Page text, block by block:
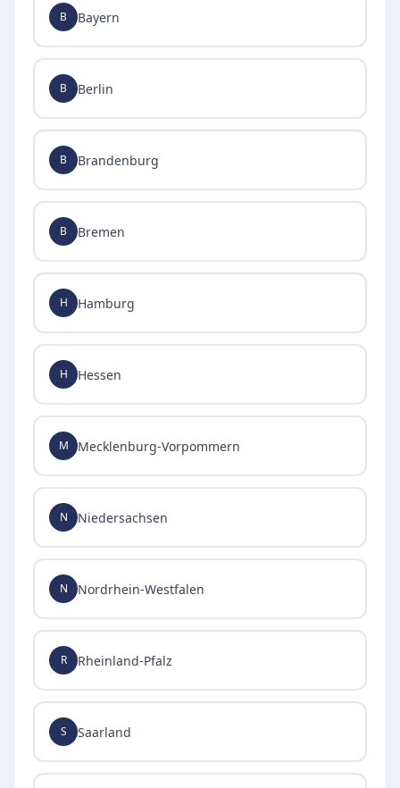
B Bayern
B Berlin
B Brandenburg
B Bremen
H Hamburg
H Hessen
M Mecklenburg-Vorpommern
N Niedersachsen
N Nordrhein-Westfalen
R Rheinland-Pfalz
S Saarland